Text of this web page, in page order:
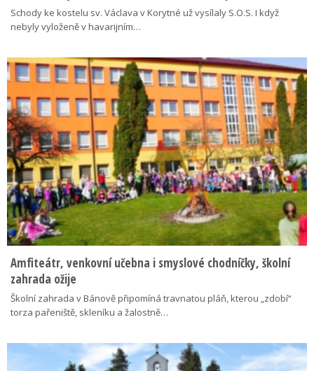
Schody ke kostelu sv. Václava v Korytné už vysílaly S.O.S. I když
nebyly vyloženě v havarijním…
Amfiteátr, venkovní učebna i smyslové chodníčky, školní
zahrada ožije
Školní zahrada v Bánově připomíná travnatou pláň, kterou „zdobí“
torza pařeniště, skleníku a žalostně…